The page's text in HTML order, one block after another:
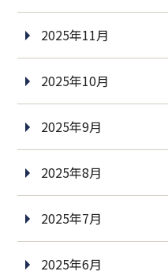
2025年11月
2025年10月
2025年9月
2025年8月
2025年7月
2025年6月